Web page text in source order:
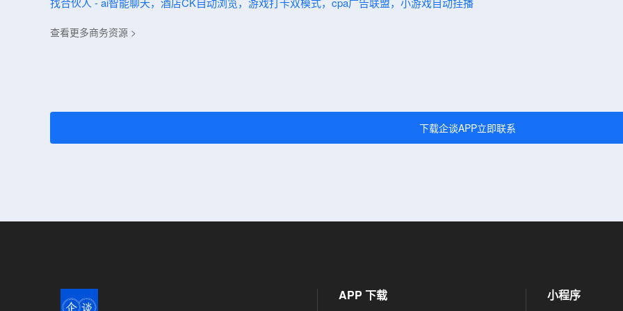
查看更多商务资源 >
下载企谈APP立即联系
APP 下载 小程序